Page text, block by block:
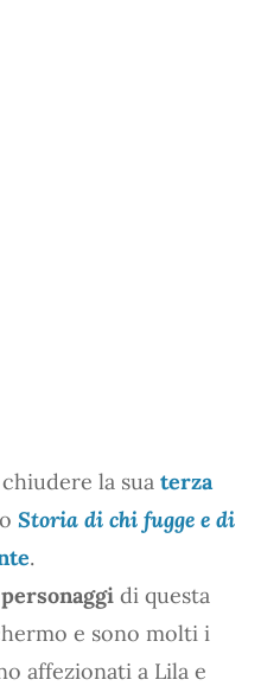
la sua terza
Storia di chi fugge e di
.
personaggi di questa
e sono molti i
affezionati a Lila e